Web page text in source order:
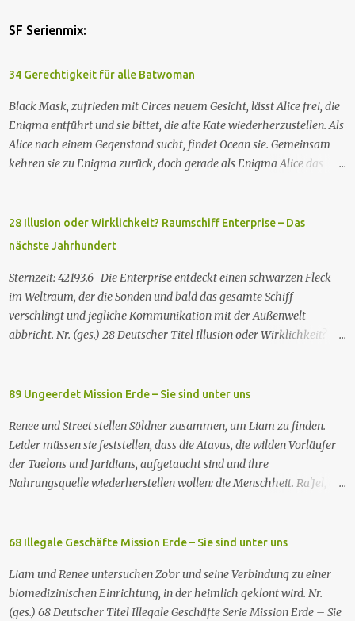
SF Serienmix:
34 Gerechtigkeit für alle Batwoman
Black Mask, zufrieden mit Circes neuem Gesicht, lässt Alice frei, die
Enigma entführt und sie bittet, die alte Kate wiederherzustellen. Als
Alice nach einem Gegenstand sucht, findet Ocean sie. Gemeinsam
kehren sie zu Enigma zurück, doch gerade als Enigma Alice das
wolle. Währenddessen nehmen zwei GCPd-Beamte Ryan und Luke
in einem Club fest. Als Sophie die gleichen weißen, rassistischen
auf einen Gefangenen namens Eli. Imani besorgt sich einen Anwalt,
um sie rauszuholen. Inzwischen hat das neue Snakebite viele
Drogenabhängige in fleischfressende Monster verwandelt. Ein
Opfer findet Marys Klinik, in der sich Jacob erholt hat, hilft Mary
jedem Opfer eine Spritze geben, ...
28 Illusion oder Wirklichkeit? Raumschiff Enterprise – Das
nächste Jahrhundert
Sternzeit: 42193.6 Die Enterprise entdeckt einen schwarzen Fleck
im Weltraum, der die Sonden und bald das gesamte Schiff
verschlingt und jegliche Kommunikation mit der Außenwelt
abbricht. Nr. (ges.) 28 Deutscher Titel Illusion oder Wirklichkeit?
Winrich Kolbe Buch Jack B. Sowards Erstaus­strahlung USA 26. Nov.
Deutschsprachige Erstausstrahlung der HD-restaurierten Fassung
im Pay-TV (Syfy) 17. Jan. 2013 Raumschiff Enterprise – Das nächste
Jahrhundert spielt im 24. Jahrhundert und erzählt von den
Missionen der Besatzung des Sternenflottenraumschiffs Enterprise-
sozialen und interkulturellen Konflikten und die Hilfe bei
89 Ungeerdet Mission Erde – Sie sind unter uns
Renee und Street stellen Söldner zusammen, um Liam zu finden.
Leider müssen sie feststellen, dass die Atavus, die wilden Vorläufer
der Taelons und Jaridians, aufgetaucht sind und ihre
Nahrungsquelle wiederherstellen wollen: die Menschheit. Ra'Jel, der
Es war Liams Aufgabe, die Menschheit in diesen Konflikt
der Zwischenzeit will die Atlantische Nationale Allianz die
Technologie des Mutterschiffs bergen, muss sich aber mit dem
einzigen rachsüchtigen Insassen auseinandersetzen: Ronald
68 Illegale Geschäfte Mission Erde – Sie sind unter uns
Liam und Renee untersuchen Zo'or und seine Verbindung zu einer
biomedizinischen Einrichtung, in der heimlich geklont wird. Nr.
(ges.) 68 Deutscher Titel Illegale Geschäfte Serie Mission Erde – Sie